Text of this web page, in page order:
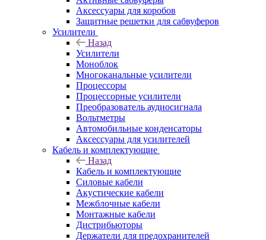
Аксессуары для коробов
Защитные решетки для сабвуферов
Усилители
Назад
Усилители
Моноблок
Многоканальные усилители
Процессоры
Процессорные усилители
Преобразователь аудиосигнала
Вольтметры
Автомобильные конденсаторы
Аксессуары для усилителей
Кабель и комплектующие
Назад
Кабель и комплектующие
Силовые кабели
Акустические кабели
Межблочные кабели
Монтажные кабели
Дистрибьюторы
Держатели для предохранителей